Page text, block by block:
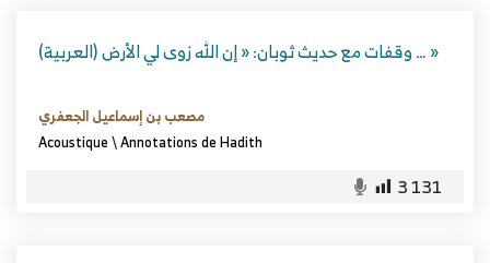
(العربية) وقفات مع حديث ثوبان: « إن الله زوى لي الأرض … »
مصعب بن إسماعيل الجعفري
Acoustique\Annotations de Hadith
3 131